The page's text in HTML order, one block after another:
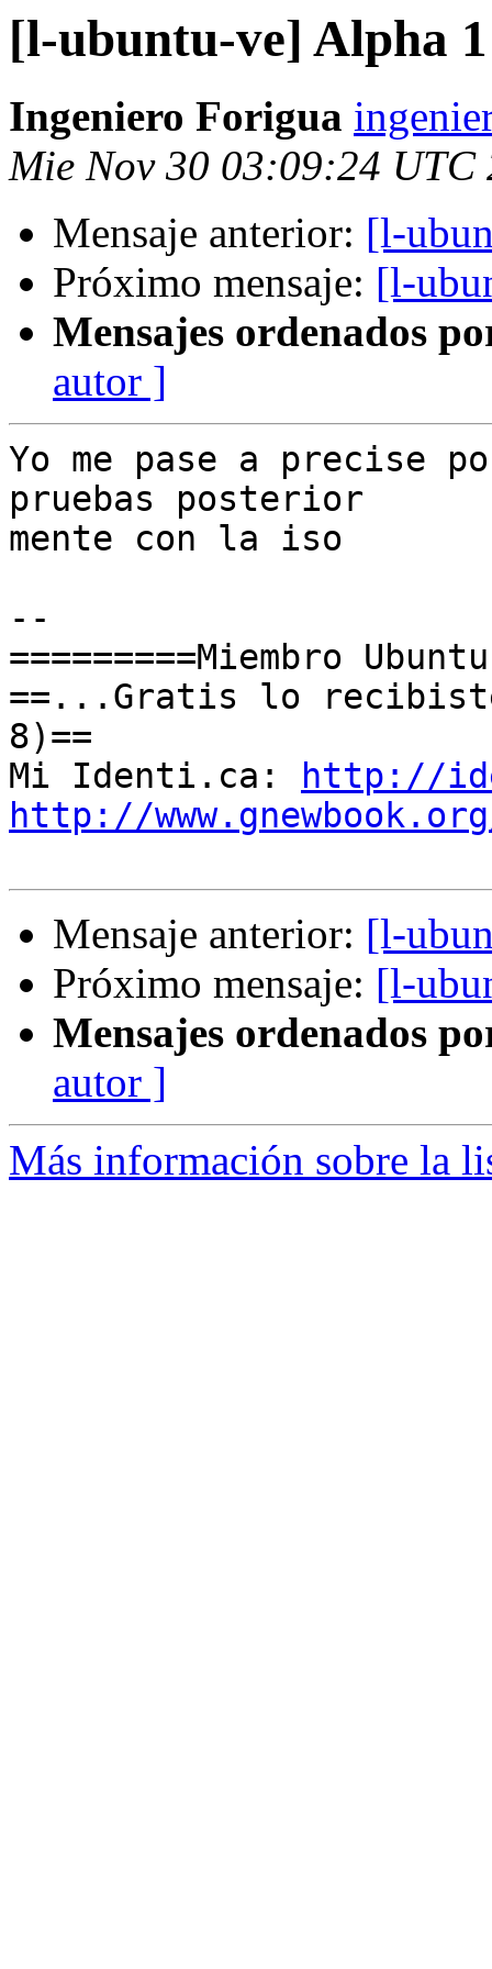
[l-ubuntu-ve] Alpha
Ingeniero Forigua
Mie Nov 30 03:09:24 UTC
Mensaje anterior: [l-
Próximo mensaje: [l-
Mensajes ordenados
autor ]
Yo me pase a precise
pruebas posterior
mente con la iso
--
=========Miembro
==...Gratis lo
8)==
Mi Identi.ca:
http://
http://
Mensaje anterior: [l-
Próximo mensaje: [l-
Mensajes ordenados
autor ]
Más información sobre la